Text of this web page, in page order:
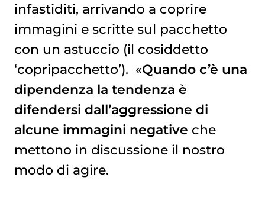
infastiditi, arrivando a coprire
immagini e scritte sul pacchetto
con un astuccio (il cosiddetto
‘copripacchetto’). «Quando c’è una
dipendenza la tendenza è
difendersi dall’aggressione di
alcune immagini negative che
mettono in discussione il nostro
modo di agire.